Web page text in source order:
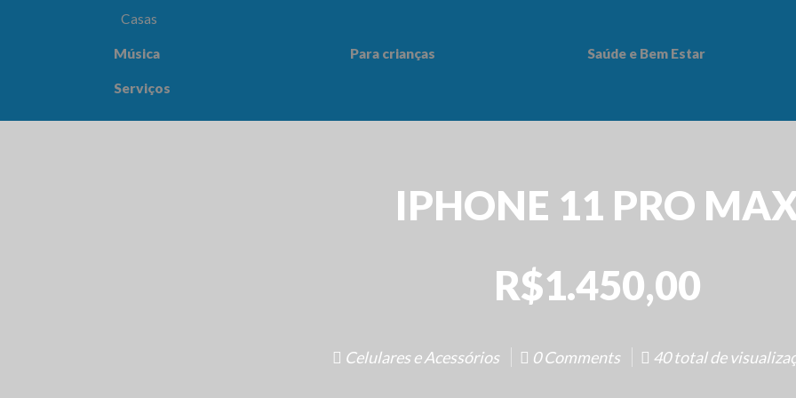
Casas
Música Para crianças Saúde e Bem Estar
Serviços
IPHONE 11 PRO
R$1.450,00
Celulares e Acessórios 0 Comments 40 total de